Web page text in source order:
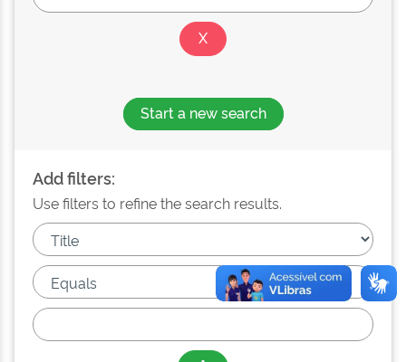
Start a new search
Add filters:
Use filters to refine the search results.